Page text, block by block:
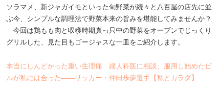
ソラマメ、新ジャガイモといった旬野菜が続々と八百屋の店先に並
ぶ今、シンプルな調理法で野菜本来の旨みを堪能してみませんか？
今回は鶏もも肉と収穫時期真っ只中の野菜をオーブンでじっくり
グリルした、見た目もゴージャスな一皿をご紹介します。
本当にしんどかった重い生理痛 婦人科医に相談、服用し始めたピ
ルが私には合った――サッカー・仲田歩夢選手【私とカラダ】